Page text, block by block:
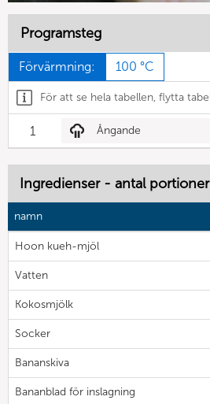
Programsteg
Förvärmning: 100 °C
För att se hela tabellen, flytta
1 Ångande
Ingredienser - antal
namn
Hoon kueh-mjöl
Vatten
Kokosmjölk
Socker
Bananskiva
Bananblad för inslagning